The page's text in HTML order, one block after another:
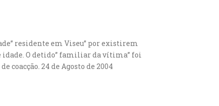
residente em Viseu” por existirem
idade. O detido” familiar da vítima” foi
24 de Agosto de 2004